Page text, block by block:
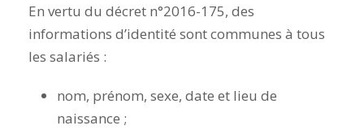
En vertu du décret n°2016-175, des
informations d’identité sont communes à tous
les salariés :
nom, prénom, sexe, date et lieu de
naissance ;